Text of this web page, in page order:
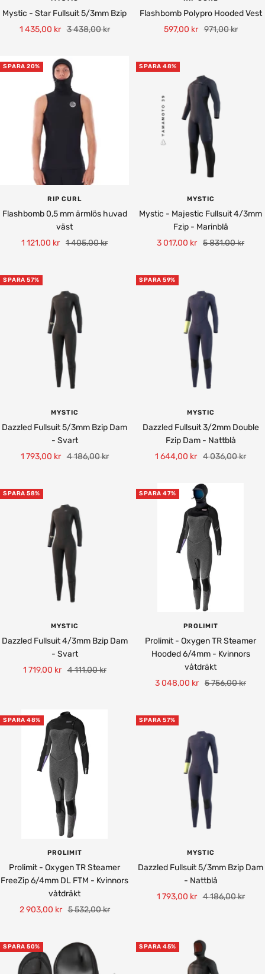
Mystic - Star Fullsuit 5/3mm Bzip
Rea-
1 435,00 kr Pris
3 438,00 kr
Flashbomb Polypro Hooded Vest
Rea-
597,00 kr Pris
971,00 kr
SPARA 20%
RIP CURL
Flashbomb 0,5 mm ärmlös huvad
väst
Rea-
1 121,00 kr Pris
1 405,00 kr
SPARA 48%
MYSTIC
Mystic - Majestic Fullsuit 4/3mm
Fzip - Marinblå
Rea-
3 017,00 kr Pris
5 831,00 kr
SPARA 57%
MYSTIC
Dazzled Fullsuit 5/3mm Bzip Dam
- Svart
Rea-
1 793,00 kr Pris
4 186,00 kr
SPARA 59%
MYSTIC
Dazzled Fullsuit 3/2mm Double
Fzip Dam - Nattblå
Rea-
1 644,00 kr Pris
4 036,00 kr
SPARA 58%
MYSTIC
Dazzled Fullsuit 4/3mm Bzip Dam
- Svart
Rea-
1 719,00 kr Pris
4 111,00 kr
SPARA 47%
PROLIMIT
Prolimit - Oxygen TR Steamer
Hooded 6/4mm - Kvinnors
våtdräkt
Rea-
3 048,00 kr Pris
5 756,00 kr
SPARA 48%
PROLIMIT
Prolimit - Oxygen TR Steamer
FreeZip 6/4mm DL FTM - Kvinnors
våtdräkt
Rea-
2 903,00 kr Pris
5 532,00 kr
SPARA 57%
MYSTIC
Dazzled Fullsuit 5/3mm Bzip Dam
- Nattblå
Rea-
1 793,00 kr Pris
4 186,00 kr
SPARA 50% SPARA 45%